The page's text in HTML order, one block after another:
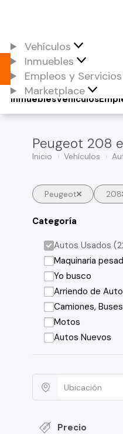
Vehículos
Inmuebles
Empleos y
Marketplace
Vehículos
Inmuebles
Peugeot 208
Inicio Vehículos
Peugeot 208
Categoría
Autos Usados
Maquinaria
Yo busco
Arriendo de
Camiones,
Motos
Autos Nuevos
Precio